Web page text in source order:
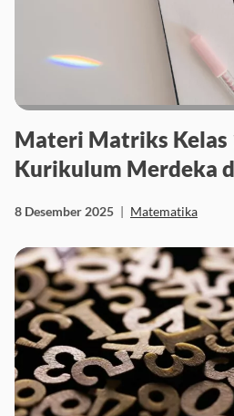
Materi Matriks Kelas
Kurikulum Merdeka
8 Desember 2025 | Matematika